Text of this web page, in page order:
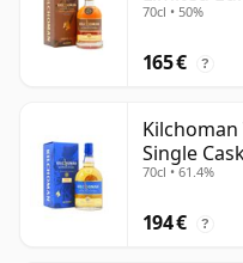
70cl • 50%
165 € ?
Kilchoman
Single
70cl • 61.4%
194 € ?